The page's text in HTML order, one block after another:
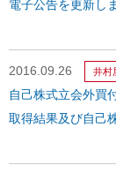
電子公告を更新し
2016.09.26 井村
自己株式立会外買
取得結果及び自己